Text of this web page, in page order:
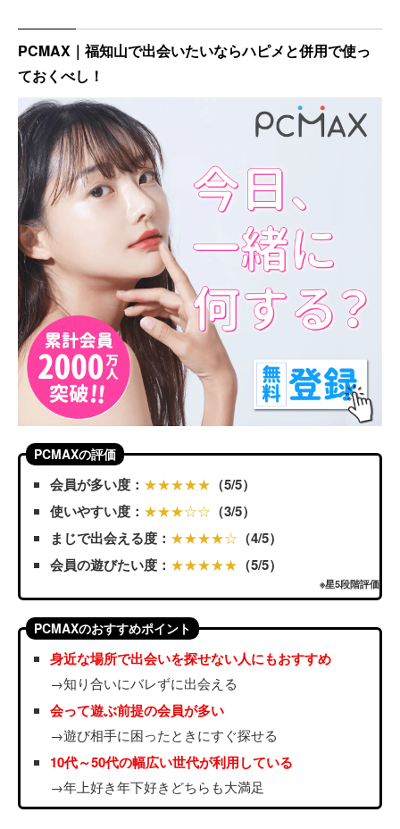
PCMAX｜福知山で出会いたいならハピメと併用で使っ
ておくべし！
PCMAXの評価
会員が多い度： ★★★★★ （5/5）
使いやすい度： ★★★☆☆ （3/5）
まじで出会える度： ★★★★☆ （4/5）
会員の遊びたい度： ★★★★★ （5/5）
※星5段階評価
PCMAXのおすすめポイント
身近な場所で出会いを探せない人にもおすすめ
→知り合いにバレずに出会える
会って遊ぶ前提の会員が多い
→遊び相手に困ったときにすぐ探せる
10代～50代の幅広い世代が利用している
→年上好き年下好きどちらも大満足